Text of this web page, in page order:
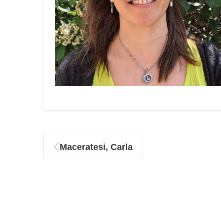
Maceratesi, Carla